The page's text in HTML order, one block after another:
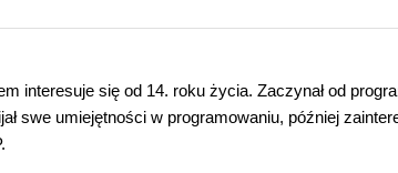
interesuje się od 14. roku życia. Zaczynał od
swe umiejętności w programowaniu, później